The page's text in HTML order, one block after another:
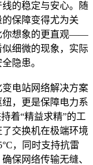
的稳定与安心。随
保障变得尤为关
你想象的更直观——
细微的现象，实际
隐患。
电站网络解决方案
，更是保障电力系
着“精益求精”的工
交换机在极端环境
，同时支持抗雷
保网络传输无缝、